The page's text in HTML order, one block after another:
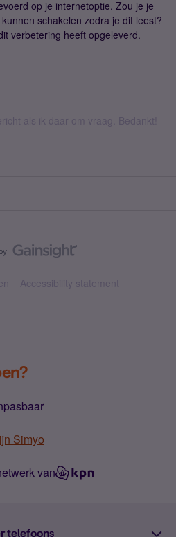
op je internetoptie. Zou je je
schakelen zodra je dit leest?
verbetering heeft opgeleverd.
als ik daar om vraag. Bedankt!
Accessibility statement
Simyo
van
telefoons